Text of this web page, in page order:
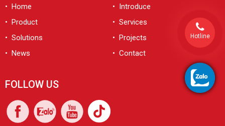
• Home
• Introduce
• Product
• Services
• Solutions
• Projects
• News
• Contact
FOLLOW US
Hotline